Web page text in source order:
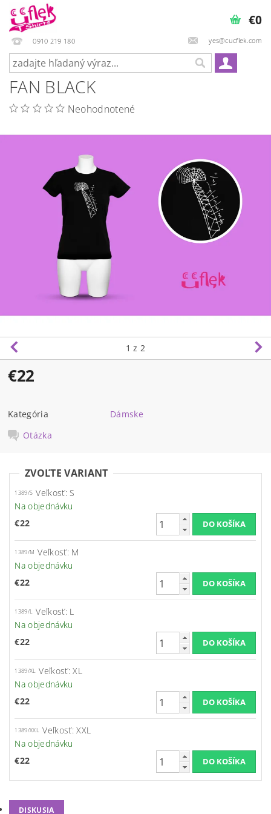
0910 219 180 yes@cucflek.com
€0
FAN BLACK
Neohodnotené
1 z 2
€22
Kategória
Dámske
Otázka
ZVOĽTE VARIANT
1389/S Veľkosť: S
Na objednávku
€22
1389/M Veľkosť: M
Na objednávku
€22
1389/L Veľkosť: L
Na objednávku
€22
1389/XL Veľkosť: XL
Na objednávku
€22
1389/XXL Veľkosť: XXL
Na objednávku
€22
DISKUSIA